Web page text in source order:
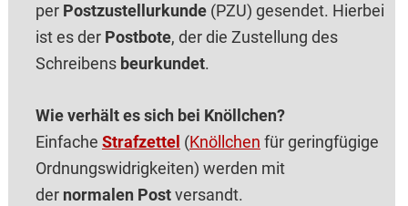
per Postzustellurkunde(PZU) gesendet. Hierbei
ist es der Postbote, der die Zustellung des
Schreibens beurkundet.
Wie verhält es sich bei Knöllchen?
Einfache Strafzettel (Knöllchen für geringfügige
Ordnungswidrigkeiten) werden mit
der normalen Postversandt.